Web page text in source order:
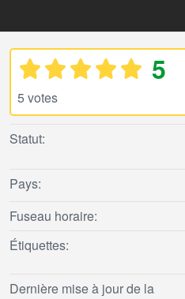
5
5 votes
Statut:
Pays:
Fuseau horaire:
Étiquettes:
Dernière mise à jour de la